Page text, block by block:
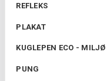
REFLEKS
PLAKAT
KUGLEPEN ECO - MILJØ
PUNG